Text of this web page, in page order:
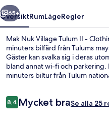
Clothing
Optional
Nästa
65+
ÖversiktRumLägeRegler
Mak Nuk Village Tulum II -
minuters bilfärd från Tulums
Gäster kan svalka sig i deras
bland annat wi-fi och
minuters biltur från Tulum
Recensioner
8,48,4 av 10,
Mycket braSe alla 25